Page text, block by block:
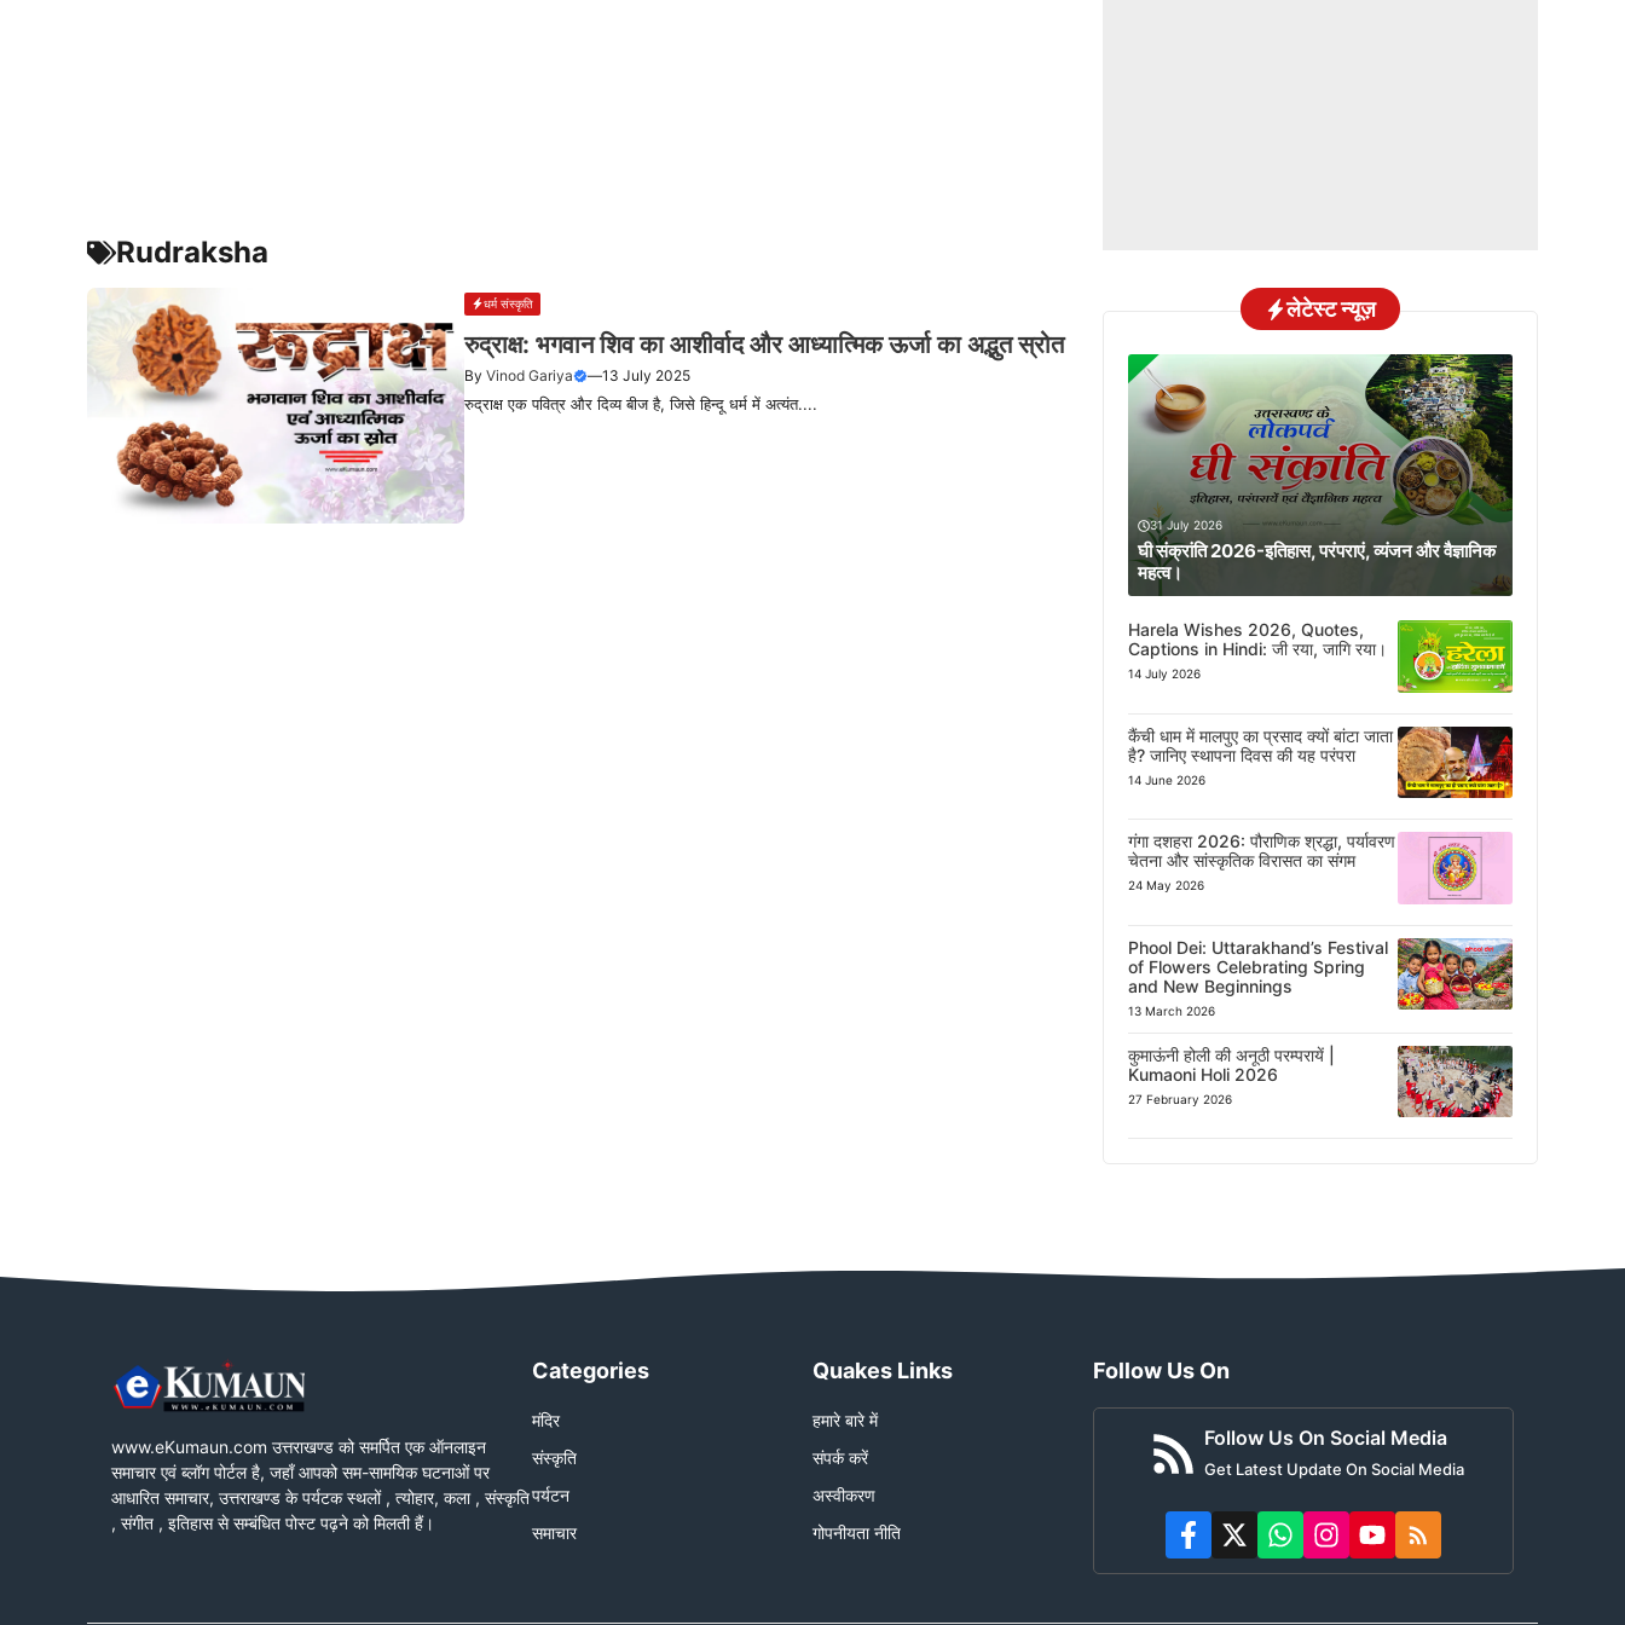
Rudraksha
धर्म संस्कृति
रुद्राक्ष: भगवान शिव का आशीर्वाद और आध्यात्मिक ऊर्जा का अद्भुत स्रोत
ByVinod Gariya —13 July 2025
रुद्राक्ष एक पवित्र और दिव्य बीज है, जिसे हिन्दू धर्म में अत्यंत....
लेटेस्ट न्यूज़
31 July 2026
घी संक्रांति 2026-इतिहास, परंपराएं, व्यंजन और वैज्ञानिक
महत्व।
Harela Wishes 2026, Quotes,
Captions in Hindi: जी रया, जागि रया।
14 July 2026
कैंची धाम में मालपुए का प्रसाद क्यों बांटा जाता
है? जानिए स्थापना दिवस की यह परंपरा
14 June 2026
गंगा दशहरा 2026: पौराणिक श्रद्धा, पर्यावरण
चेतना और सांस्कृतिक विरासत का संगम
24 May 2026
Phool Dei: Uttarakhand’s Festival
of Flowers Celebrating Spring
and New Beginnings
13 March 2026
कुमाऊंनी होली की अनूठी परम्परायें |
Kumaoni Holi 2026
27 February 2026
www.eKumaun.com उत्तराखण्ड को समर्पित एक ऑनलाइन
समाचार एवं ब्लॉग पोर्टल है, जहाँ आपको सम-सामयिक घटनाओं पर
आधारित समाचार, उत्तराखण्ड के पर्यटक स्थलों , त्योहार, कला , संस्कृति
, संगीत , इतिहास से सम्बंधित पोस्ट पढ़ने को मिलती हैं।
Categories
मंदिर
संस्कृति
पर्यटन
समाचार
Quakes Links
हमारे बारे में
संपर्क करें
अस्वीकरण
गोपनीयता नीति
Follow Us On
Follow Us On Social Media
Get Latest Update On Social Media